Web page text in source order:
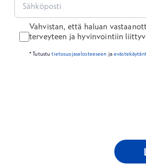
Vahvistan, että haluan
terveyteen ja hyvinvointiin
* Tutustutietosuojaselosteeseen ja